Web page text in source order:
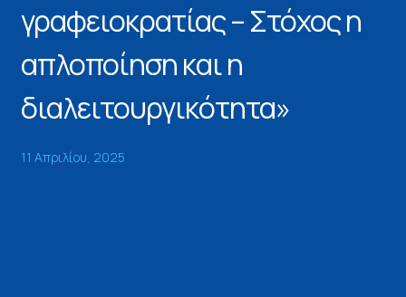
γραφειοκρατίας – Στόχος η
απλοποίηση και η
διαλειτουργικότητα»
11 Απριλίου, 2025